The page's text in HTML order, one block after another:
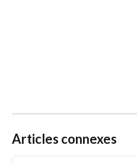
Articles connexes